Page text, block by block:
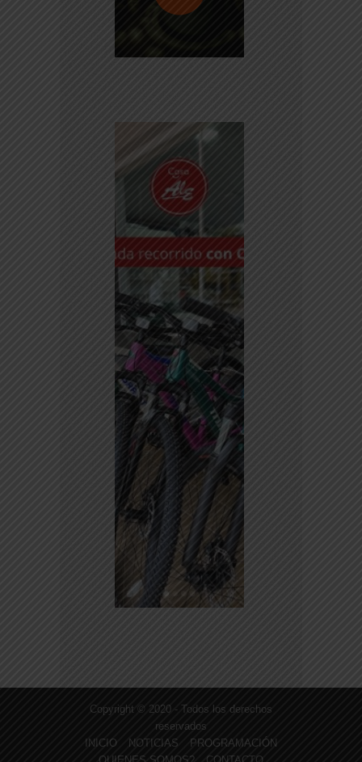
Copyright © 2020 - Todos los derechos
reservados
INICIO
NOTICIAS
PROGRAMACIÓN